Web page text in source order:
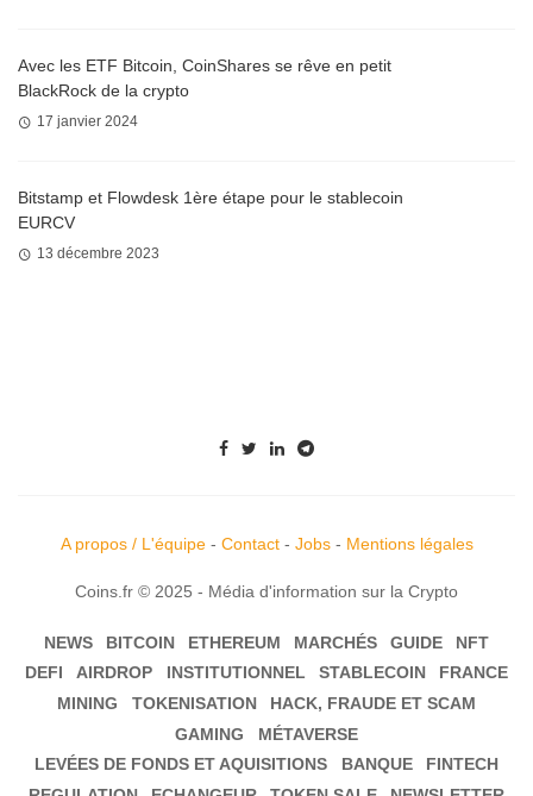
Avec les ETF Bitcoin, CoinShares se rêve en petit
BlackRock de la crypto
17 janvier 2024
Bitstamp et Flowdesk 1ère étape pour le stablecoin
EURCV
13 décembre 2023
A propos / L'équipe- Contact- Jobs- Mentions légales
Coins.fr © 2025 - Média d'information sur la Crypto
NEWS BITCOIN ETHEREUM MARCHÉS GUIDE
NFT
DEFI
AIRDROP INSTITUTIONNEL STABLECOIN
FRANCE
MINING
TOKENISATION
HACK, FRAUDE ET SCAM
GAMING
MÉTAVERSE
LEVÉES DE FONDS ET AQUISITIONS
BANQUE
FINTECH